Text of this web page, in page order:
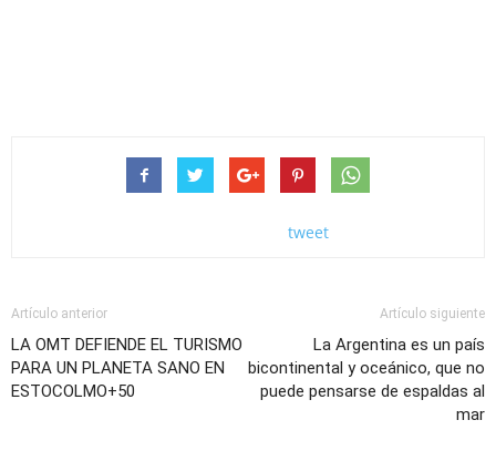
tweet
Artículo anterior
LA OMT DEFIENDE EL TURISMO
PARA UN PLANETA SANO EN
ESTOCOLMO+50
Artículo siguiente
La Argentina es un país
bicontinental y oceánico, que no
puede pensarse de espaldas al
mar